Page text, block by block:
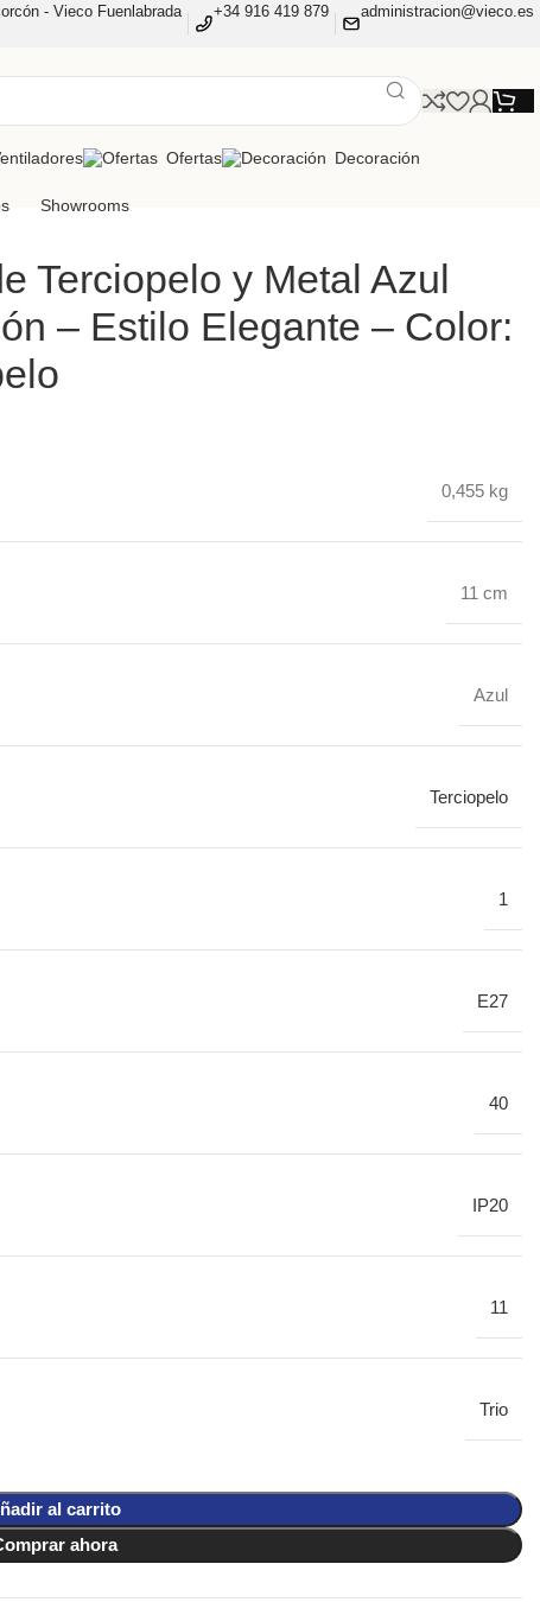
- Vieco Fuenlabrada +34 916 419 879 administracion@vieco.es
Ofertas Decoración
Showrooms
Terciopelo y Metal Azul
– Estilo Elegante – Color:
0,455 kg
11 cm
Azul
Terciopelo
1
E27
40
IP20
11
Trio
al carrito
ahora